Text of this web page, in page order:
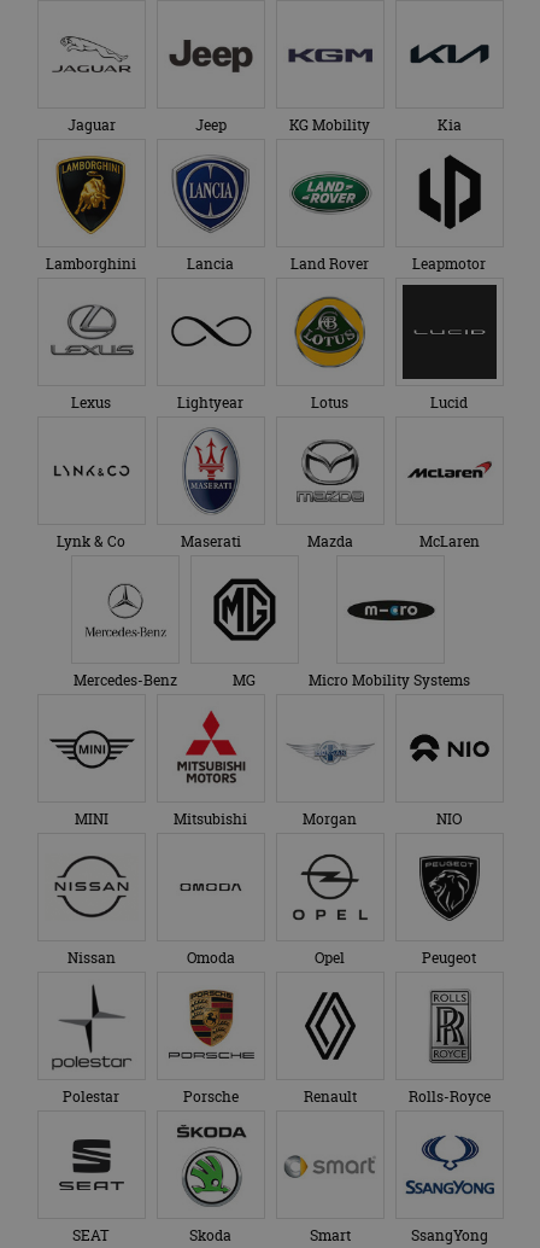
Jaguar Jeep KG Mobility Kia
Lamborghini Lancia Land Rover Leapmotor
Lexus Lightyear Lotus Lucid
Lynk & Co Maserati Mazda McLaren
Mercedes-Benz MG Micro Mobility Systems
MINI Mitsubishi Morgan NIO
Nissan Omoda Opel Peugeot
Polestar Porsche Renault Rolls-Royce
SEAT Skoda Smart SsangYong